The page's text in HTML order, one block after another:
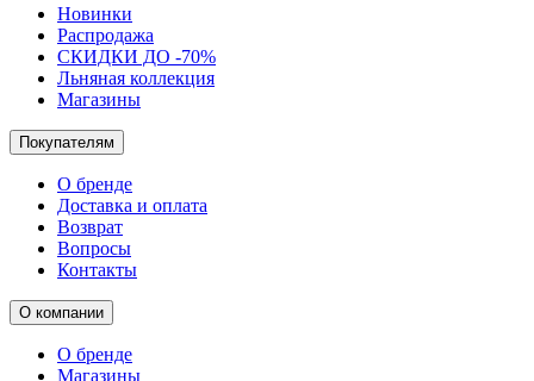
Новинки
Распродажа
СКИДКИ ДО -70%
Льняная коллекция
Магазины
Покупателям
О бренде
Доставка и оплата
Возврат
Вопросы
Контакты
О компании
О бренде
Магазины